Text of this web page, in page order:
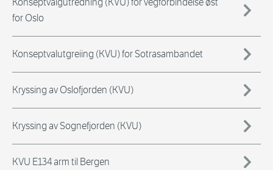
Konseptvalgutredning (KVU) for vegforbindelse øst
for Oslo
Konseptvalutgreiing (KVU) for Sotrasambandet
Kryssing av Oslofjorden (KVU)
Kryssing av Sognefjorden (KVU)
KVU E134 arm til Bergen